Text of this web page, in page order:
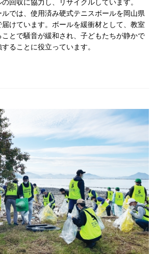
回収に協力し、リサイクルしています。
では、使用済み硬式テニスボールを岡山県
けています。ボールを緩衝材として、教室
とで騒音が緩和され、子どもたちが静かで
ることに役立っています。